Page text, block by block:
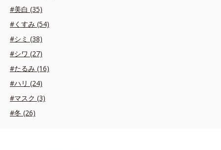
#美白 (35)
#くすみ (54)
#シミ (38)
#シワ (27)
#たるみ (16)
#ハリ (24)
#マスク (3)
#冬 (26)